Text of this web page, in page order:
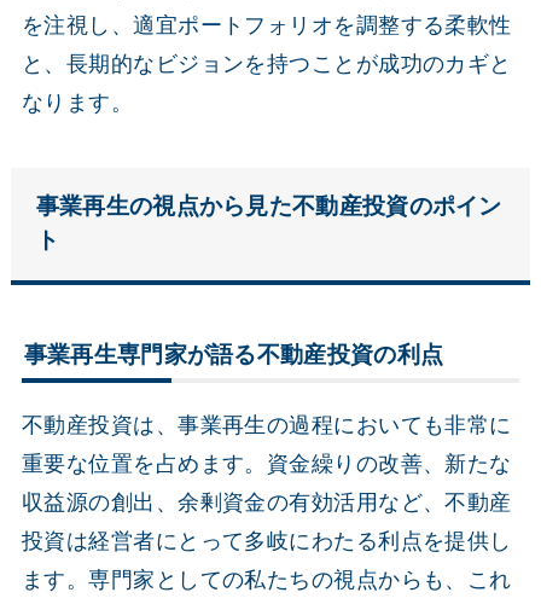
を注視し、適宜ポートフォリオを調整する柔軟性
と、長期的なビジョンを持つことが成功のカギと
なります。
事業再生の視点から見た不動産投資のポイン
ト
事業再生専門家が語る不動産投資の利点
不動産投資は、事業再生の過程においても非常に
重要な位置を占めます。資金繰りの改善、新たな
収益源の創出、余剰資金の有効活用など、不動産
投資は経営者にとって多岐にわたる利点を提供し
ます。専門家としての私たちの視点からも、これ